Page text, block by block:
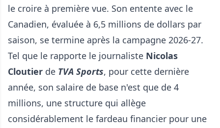
le croire à première vue. Son entente avec le
Canadien, évaluée à 6,5 millions de dollars par
saison, se termine après la campagne 2026-27.
Tel que le rapporte le journaliste Nicolas
Cloutier de TVA Sports, pour cette dernière
année, son salaire de base n'est que de 4
millions, une structure qui allège
considérablement le fardeau financier pour une